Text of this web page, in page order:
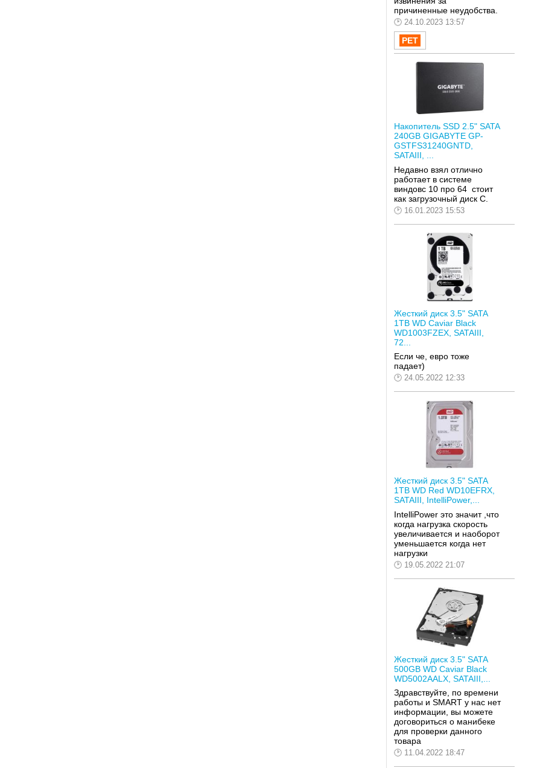
причиненные неудобства.
24.10.2023 13:57
Накопитель SSD 2.5" SATA
240GB GIGABYTE GP-
GSTFS31240GNTD,
SATAIII, ...
Недавно взял отлично
работает в системе
виндовс 10 про 64 стоит
как загрузочный диск С.
16.01.2023 15:53
Жесткий диск 3.5" SATA
1TB WD Caviar Black
WD1003FZEX, SATAIII,
72...
Если че, евро тоже
падает)
24.05.2022 12:33
Жесткий диск 3.5" SATA
1TB WD Red WD10EFRX,
SATAIII, IntelliPower,...
IntelliPower это значит ,что
когда нагрузка скорость
увеличивается и наоборот
уменьшается когда нет
нагрузки
19.05.2022 21:07
Жесткий диск 3.5" SATA
500GB WD Caviar Black
WD5002AALX, SATAIII,...
Здравствуйте, по времени
работы и SMART у нас нет
информации, вы можете
договориться о манибеке
для проверки данного
товара
11.04.2022 18:47